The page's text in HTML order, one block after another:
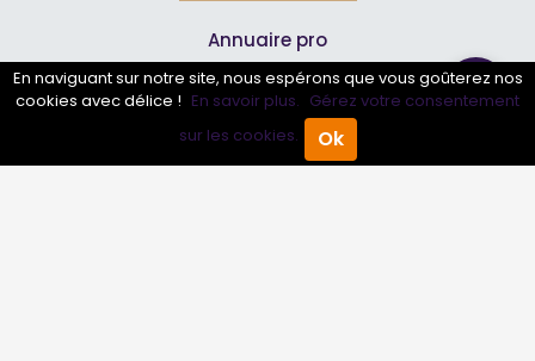
Annuaire Pro Agenda
Annuaire pro
Inscrire mon entreprise
Les Abonnements Pros
En naviguant sur notre site, nous espérons que vous goûterez nos
cookies avec délice ! En savoir plus. Gérez votre consentement
sur les cookies.
Ok